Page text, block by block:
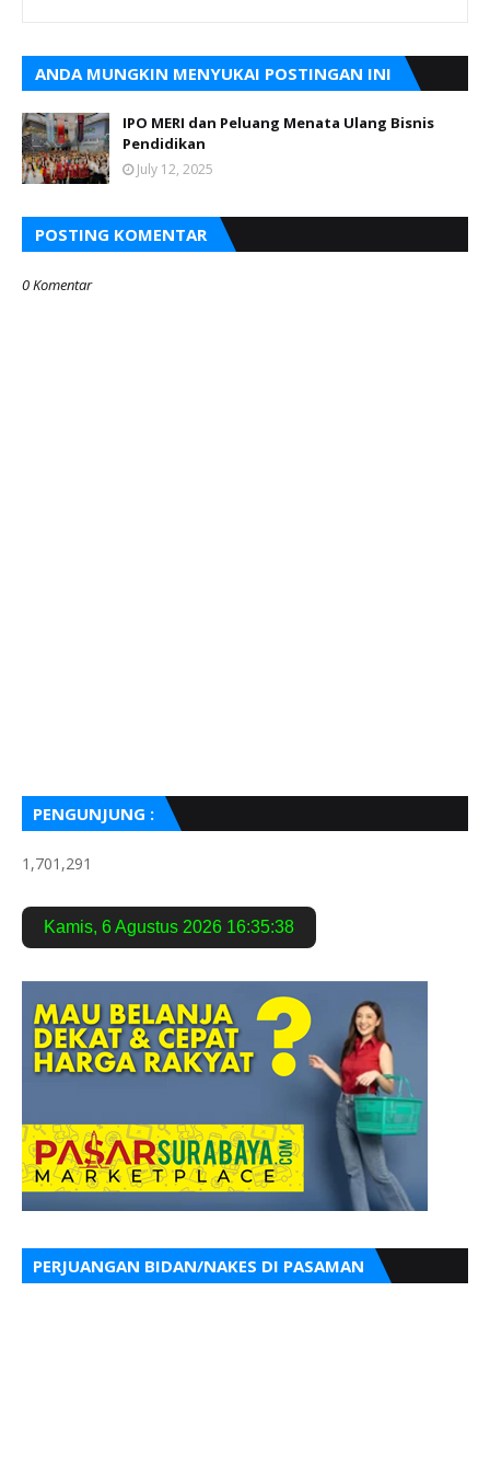
ANDA MUNGKIN MENYUKAI POSTINGAN INI
IPO MERI dan Peluang Menata Ulang Bisnis
Pendidikan
July 12, 2025
POSTING KOMENTAR
0 Komentar
PENGUNJUNG :
1,701,291
Kamis, 6 Agustus 2026 16:35:39
PERJUANGAN BIDAN/NAKES DI PASAMAN